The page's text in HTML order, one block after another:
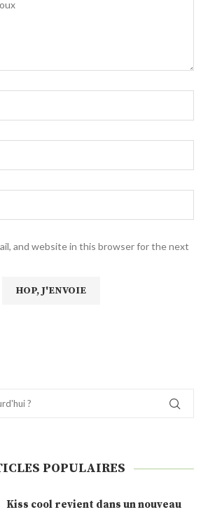
and website in this browser for the next
POPULAIRES
Kiss cool revient dans un nouveau